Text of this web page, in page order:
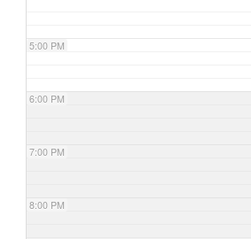
5:00 PM
6:00 PM
7:00 PM
8:00 PM